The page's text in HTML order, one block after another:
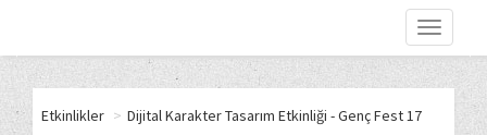
Toggle
Etkinlikler > Dijital Karakter Tasarım Etkinliği - Genç Fest 17